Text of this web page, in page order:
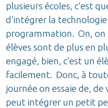
plusieurs écoles, c’est
d’intégrer la
programmation. On, on
élèves sont de plus en
engagé, bien, c’est un
facilement. Donc, à
journée on essaie de,
peut intégrer un petit